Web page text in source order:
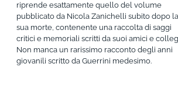
riprende esattamente quello del volume
pubblicato da Nicola Zanichelli subito dopo la
sua morte, contenente una raccolta di saggi
critici e memoriali scritti da suoi amici e
Non manca un rarissimo racconto degli anni
giovanili scritto da Guerrini medesimo.